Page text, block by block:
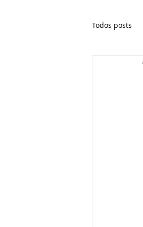
Todos posts